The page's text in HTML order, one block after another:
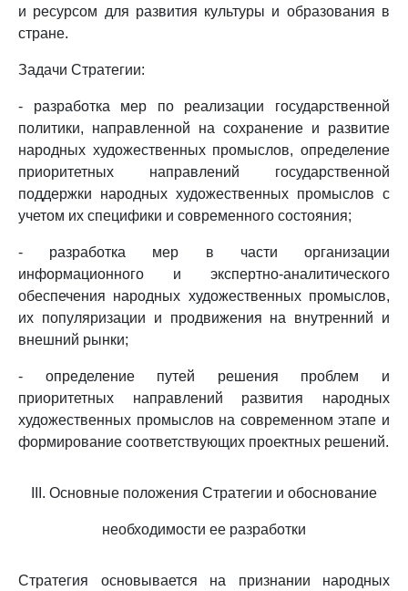
и ресурсом для развития культуры и образования в
стране.
Задачи Стратегии:
- разработка мер по реализации государственной
политики, направленной на сохранение и развитие
народных художественных промыслов, определение
приоритетных направлений государственной
поддержки народных художественных промыслов с
учетом их специфики и современного состояния;
- разработка мер в части организации
информационного и экспертно-аналитического
обеспечения народных художественных промыслов,
их популяризации и продвижения на внутренний и
внешний рынки;
- определение путей решения проблем и
приоритетных направлений развития народных
художественных промыслов на современном этапе и
формирование соответствующих проектных решений.
III. Основные положения Стратегии и обоснование
необходимости ее разработки
Стратегия основывается на признании народных